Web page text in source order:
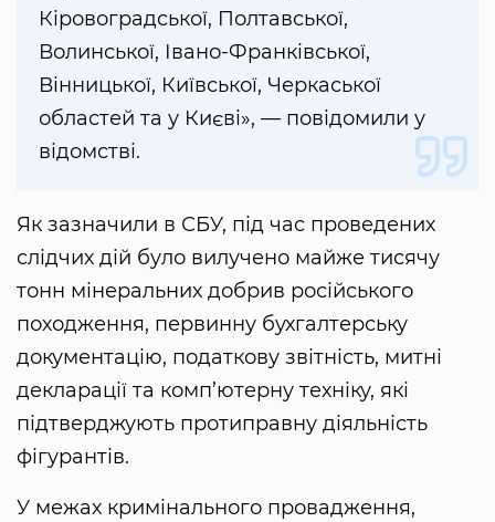
Кіровоградської, Полтавської,
Волинської, Івано-Франківської,
Вінницької, Київської, Черкаської
областей та у Києві», — повідомили у
відомстві.
Як зазначили в СБУ, під час проведених
слідчих дій було вилучено майже тисячу
тонн мінеральних добрив російського
походження, первинну бухгалтерську
документацію, податкову звітність, митні
декларації та комп’ютерну техніку, які
підтверджують протиправну діяльність
фігурантів.
У межах кримінального провадження,